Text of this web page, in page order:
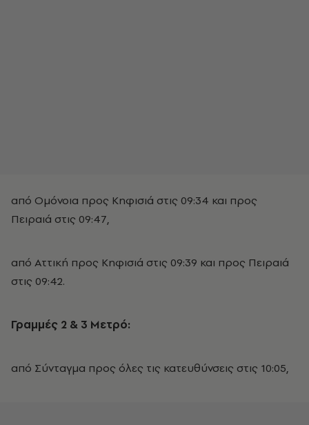
από Ομόνοια προς Κηφισιά στις 09:34 και προς
Πειραιά στις 09:47,
από Αττική προς Κηφισιά στις 09:39 και προς Πειραιά
στις 09:42.
Γραμμές 2 & 3 Μετρό:
από Σύνταγμα προς όλες τις κατευθύνσεις στις 10:05,